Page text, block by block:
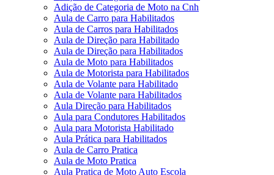
Adição de Categoria de Moto na Cnh
Aula de Carro para Habilitados
Aula de Carros para Habilitados
Aula de Direção para Habilitado
Aula de Direção para Habilitados
Aula de Moto para Habilitados
Aula de Motorista para Habilitados
Aula de Volante para Habilitado
Aula de Volante para Habilitados
Aula Direção para Habilitados
Aula para Condutores Habilitados
Aula para Motorista Habilitado
Aula Prática para Habilitados
Aula de Carro Pratica
Aula de Moto Pratica
Aula Pratica de Moto Auto Escola